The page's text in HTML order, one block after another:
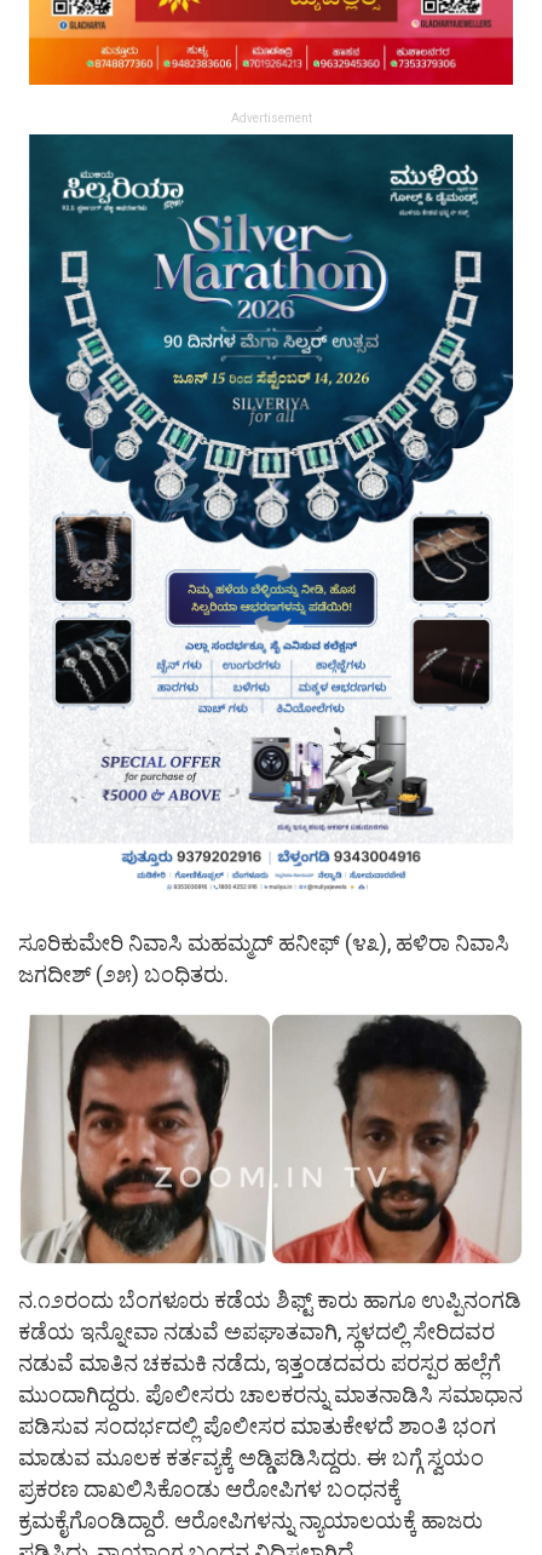
Advertisement
ಸೂರಿಕುಮೇರಿ ನಿವಾಸಿ ಮಹಮ್ಮದ್ ಹನೀಫ್ (೪೩), ಹಳಿರಾ ನಿವಾಸಿ
ಜಗದೀಶ್ (೨೫) ಬಂಧಿತರು.
ನ.೧೨ರಂದು ಬೆಂಗಳೂರು ಕಡೆಯ ಶಿಫ್ಟ್ ಕಾರು ಹಾಗೂ ಉಪ್ಪಿನಂಗಡಿ
ಕಡೆಯ ಇನ್ನೋವಾ ನಡುವೆ ಅಪಘಾತವಾಗಿ, ಸ್ಥಳದಲ್ಲಿ ಸೇರಿದವರ
ನಡುವೆ ಮಾತಿನ ಚಕಮಕಿ ನಡೆದು, ಇತ್ತಂಡದವರು ಪರಸ್ಪರ ಹಲ್ಲೆಗೆ
ಮುಂದಾಗಿದ್ದರು. ಪೊಲೀಸರು ಚಾಲಕರನ್ನು ಮಾತನಾಡಿಸಿ ಸಮಾಧಾನ
ಪಡಿಸುವ ಸಂದರ್ಭದಲ್ಲಿ ಪೊಲೀಸರ ಮಾತುಕೇಳದೆ ಶಾಂತಿ ಭಂಗ
ಮಾಡುವ ಮೂಲಕ ಕರ್ತವ್ಯಕ್ಕೆ ಅಡ್ಡಿಪಡಿಸಿದ್ದರು. ಈ ಬಗ್ಗೆ ಸ್ವಯಂ
ಪ್ರಕರಣ ದಾಖಲಿಸಿಕೊಂಡು ಆರೋಪಿಗಳ ಬಂಧನಕ್ಕೆ
ಕ್ರಮಕೈಗೊಂಡಿದ್ದಾರೆ. ಆರೋಪಿಗಳನ್ನು ನ್ಯಾಯಾಲಯಕ್ಕೆ ಹಾಜರು